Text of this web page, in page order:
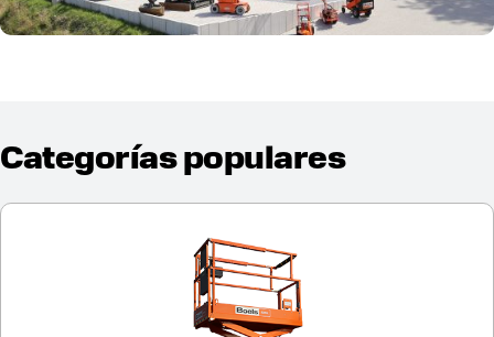
Categorías populares